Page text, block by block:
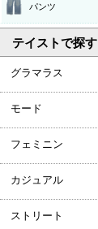
パンツ
テイストで探す
グラマラス
モード
フェミニン
カジュアル
ストリート